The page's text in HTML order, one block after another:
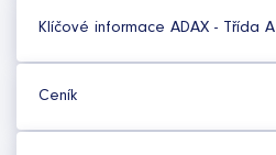
Klíčové informace ADAX - Třída A
Ceník